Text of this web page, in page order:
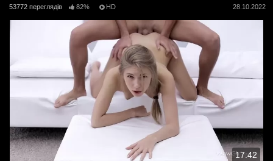
53772 переглядів 82% HD 28.10.2022
17:42